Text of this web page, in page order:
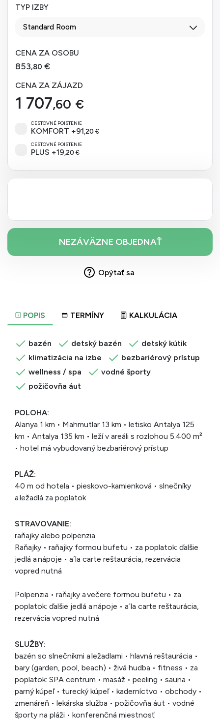
POPIS TERMÍNY KALKULÁCIA
bazén detský bazén
detský kútik
klimatizácia na izbe
bezbariérový prístup
wellness / spa
vodné športy
požičovňa áut
POLOHA:
Alanya 1 km • Mahmutlar 13 km • letisko Antalya 125
km • Antalya 135 km • leží v areáli s rozlohou 5.400 m²
• hotel má vybudovaný bezbariérový prístup
PLÁŽ:
40 m od hotela • pieskovo-kamienková • slnečníky
a ležadlá za poplatok
STRAVOVANIE:
raňajky alebo polpenzia
Raňajky • raňajky formou bufetu • za poplatok: ďalšie
jedlá a nápoje • a´la carte reštaurácia, rezervácia
vopred nutná
Polpenzia • raňajky a večere formou bufetu • za
poplatok: ďalšie jedlá a nápoje • a´la carte reštaurácia,
rezervácia vopred nutná
SLUŽBY:
bazén so slnečníkmi a ležadlami • hlavná reštaurácia •
bary (garden, pool, beach) • živá hudba • fitness • za
poplatok: SPA centrum • masáž • peeling • sauna •
parný kúpeľ • turecký kúpeľ • kaderníctvo • obchody •
zmenáreň • lekárska služba • požičovňa áut • vodné
športy na pláži • konferenčná miestnosť
TYP IZBY
Standard Room
CENA ZA OSOBU
853,80 €
CENA ZA ZÁJAZD
1 707,60 €
CESTOVNÉ POISTENIE
KOMFORT +91,20 €
CESTOVNÉ POISTENIE
PLUS +19,20 €
Opýtať sa